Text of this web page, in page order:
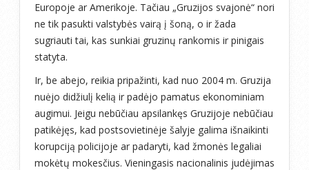
Europoje ar Amerikoje. Tačiau „Gruzijos svajonė“ nori
ne tik pasukti valstybės vairą į šoną, o ir žada
sugriauti tai, kas sunkiai gruzinų rankomis ir pinigais
statyta.
Ir, be abejo, reikia pripažinti, kad nuo 2004 m. Gruzija
nuėjo didžiulį kelią ir padėjo pamatus ekonominiam
augimui. Jeigu nebūčiau apsilankęs Gruzijoje nebūčiau
patikėjęs, kad postsovietinėje šalyje galima išnaikinti
korupciją policijoje ar padaryti, kad žmonės legaliai
mokėtų mokesčius. Vieningasis nacionalinis judėjimas